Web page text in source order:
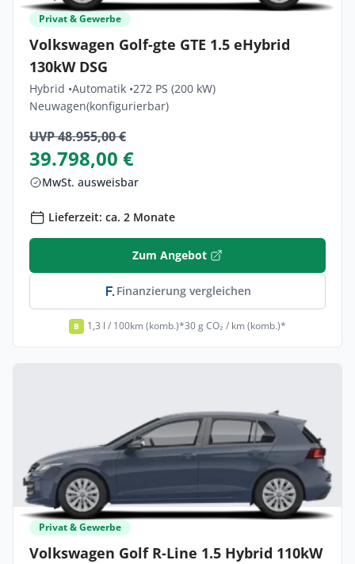
Privat & Gewerbe
Volkswagen Golf-gte GTE 1.5 eHybrid
130kW DSG
Hybrid •Automatik •272 PS (200 kW)
Neuwagen(konfigurierbar)
UVP 48.955,00 €
39.798,00 €
MwSt. ausweisbar
Lieferzeit: ca. 2 Monate
Zum Angebot
Finanzierung vergleichen
B 1,3 l / 100km (komb.)*30 g CO₂ / km (komb.)*
Privat & Gewerbe
Volkswagen Golf R-Line 1.5 Hybrid 110kW